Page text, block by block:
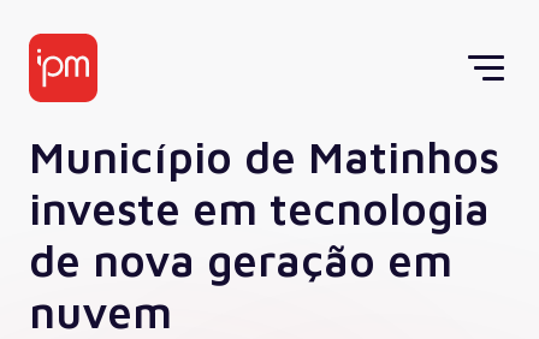
Município de Matinhos
investe em tecnologia
de nova geração em
nuvem